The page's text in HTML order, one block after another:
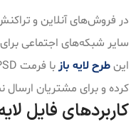
در فروش‌های آنلاین و
سایر شبکه‌های اجتماعی
اینطرح لایه باز
کرده و برای مشتریان ارسال
کاربردهای فایل